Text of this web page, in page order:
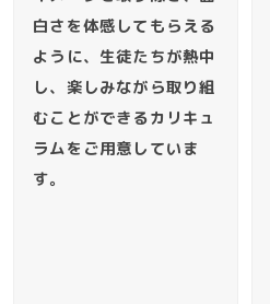
白さを体感してもらえる
ように、生徒たちが熱中
し、楽しみながら取り組
むことができるカリキュ
ラムをご用意していま
す。